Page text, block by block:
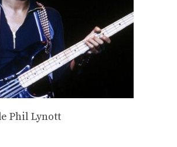
Phil Lynott